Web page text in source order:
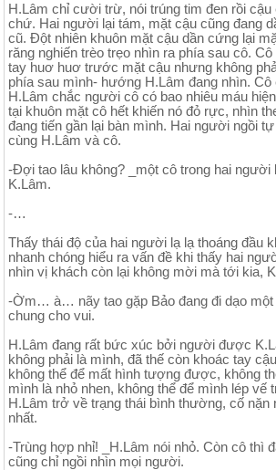
H.Lâm chỉ cười trừ, nói trúng tim đen rồi cậu
chứ. Hai người lại tám, mặt cậu cũng đang
cũ. Đột nhiên khuôn mặt cậu dần cứng lại
răng nghiến trèo trẹo nhìn ra phía sau cô.
tay huơ huơ trước mặt cậu nhưng không
phía sau mình- hướng H.Lâm đang nhìn. Cô
H.Lâm chắc người cô có bao nhiêu máu
tại khuôn mặt cô hết khiến nó đỏ rực, nhìn
đang tiến gần lại bàn mình. Hai người ngồi
cùng H.Lâm và cô.
-Đợi tao lâu không? _một cô trong hai người
K.Lâm.
-…
Thấy thái độ của hai người lạ lạ thoáng đầu
nhanh chóng hiểu ra vấn đề khi thấy hai
nhìn vị khách còn lại không mời mà tới kia,
-Ờm… à… nãy tao gặp Bảo đang đi dạo một
chung cho vui.
H.Lâm đang rất bức xúc bởi người được
không phải là mình, đã thế còn khoác tay
không thể để mất hình tượng được, không
mình là nhỏ nhen, không thể để mình lép
H.Lâm trở về trạng thái bình thường, cố
nhất.
-Trùng hợp nhỉ! _H.Lâm nói nhỏ. Còn cô thì
cũng chỉ ngồi nhìn mọi người.